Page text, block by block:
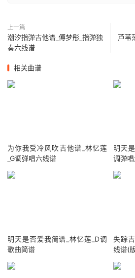
上一篇
潮汐指弹吉他谱_傅梦彤_指弹独
奏六线谱
芦苇
相关曲谱
为你我受冷风吹吉他谱_林忆莲
_G调弹唱六线谱
明天
调弹
明天是否爱我简谱_林忆莲_D调
歌曲简谱
失踪
线谱(